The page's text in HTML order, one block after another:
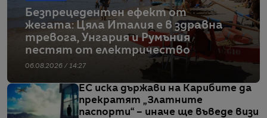
Безпрецедентен ефект от
жегата: Цяла Италия е в здравна
тревога, Унгария и Румъния
пестят от електричество
06.08.2026 / 14:27
ЕС иска държави на Карибите да
прекратят „Златните
паспорти“ – иначе ще въведе визи